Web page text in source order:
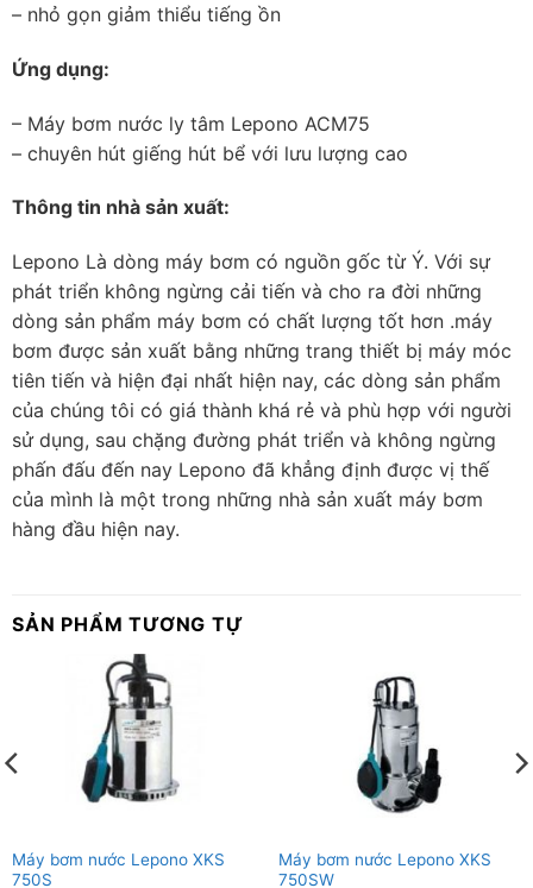
– nhỏ gọn giảm thiểu tiếng ồn
Ứng dụng:
– Máy bơm nước ly tâm Lepono ACM75
– chuyên hút giếng hút bể với lưu lượng cao
Thông tin nhà sản xuất:
Lepono Là dòng máy bơm có nguồn gốc từ Ý. Với sự
phát triển không ngừng cải tiến và cho ra đời những
dòng sản phẩm máy bơm có chất lượng tốt hơn .máy
bơm được sản xuất bằng những trang thiết bị máy móc
tiên tiến và hiện đại nhất hiện nay, các dòng sản phẩm
của chúng tôi có giá thành khá rẻ và phù hợp với người
sử dụng, sau chặng đường phát triển và không ngừng
phấn đấu đến nay Lepono đã khẳng định được vị thế
của mình là một trong những nhà sản xuất máy bơm
hàng đầu hiện nay.
SẢN PHẨM TƯƠNG TỰ
Máy bơm nước Lepono XKS
750S
Máy bơm nước Lepono XKS
750SW